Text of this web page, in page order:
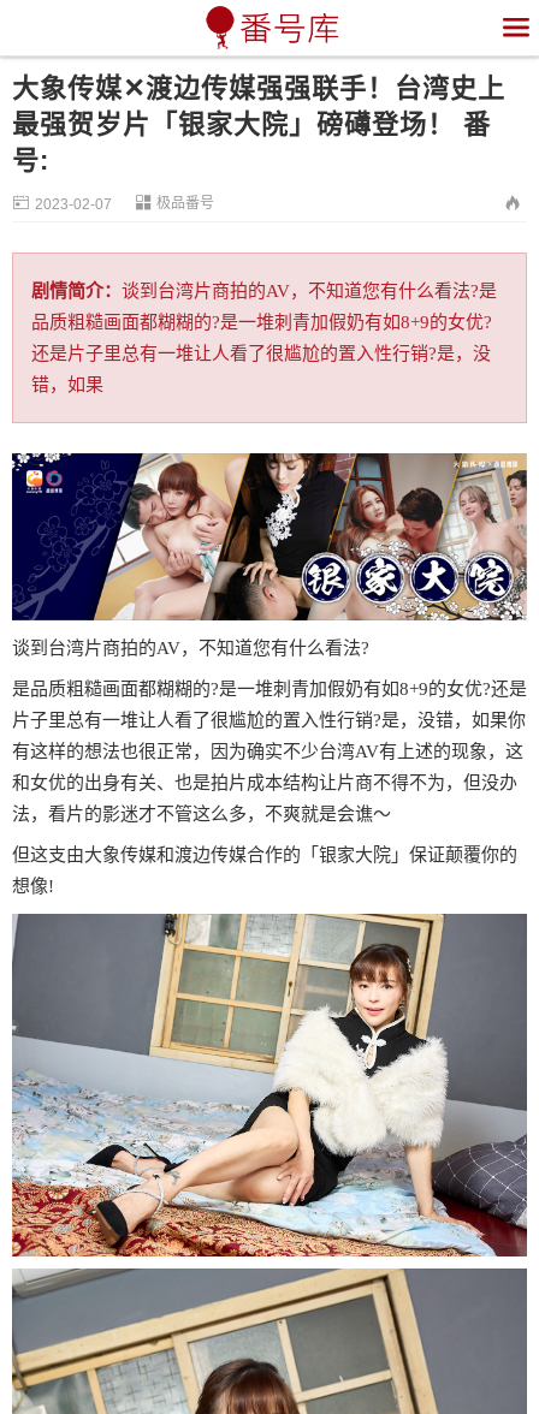

大象传媒✕渡边传媒强强联手！台湾史上
最强贺岁片「银家大院」磅礡登场！ 番
号:
 2023-02-07  极品番号 
剧情简介： 谈到台湾片商拍的AV，不知道您有什么看法?是
品质粗糙画面都糊糊的?是一堆刺青加假奶有如8+9的女优?
还是片子里总有一堆让人看了很尴尬的置入性行销?是，没
错，如果
谈到台湾片商拍的AV，不知道您有什么看法?
是品质粗糙画面都糊糊的?是一堆刺青加假奶有如8+9的女优?还是
片子里总有一堆让人看了很尴尬的置入性行销?是，没错，如果你
有这样的想法也很正常，因为确实不少台湾AV有上述的现象，这
和女优的出身有关、也是拍片成本结构让片商不得不为，但没办
法，看片的影迷才不管这么多，不爽就是会谯〜
但这支由大象传媒和渡边传媒合作的「银家大院」保证颠覆你的
想像!